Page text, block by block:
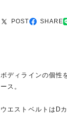
POST SHARE
ボディラインの個性
ース。
ウエストベルトはD